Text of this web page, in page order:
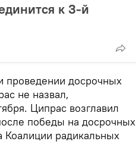
к 3-й
проведении досрочных
не назвал,
Ципрас возглавил
победы на досрочных
Коалиции радикальных